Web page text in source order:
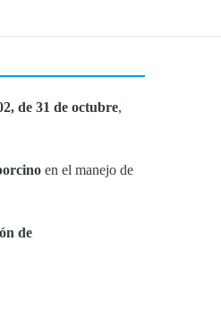
de 31 de octubre,
en el manejo de
de